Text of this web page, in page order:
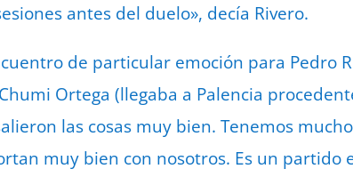
antes del duelo», decía Rivero.
de particular emoción para Pedro
Ortega (llegaba a Palencia
las cosas muy bien. Tenemos
muy bien con nosotros. Es un partido